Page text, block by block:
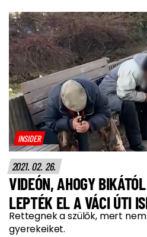
INSIDER
2021. 02. 26.
VIDEÓN, AHOGY
LEPTÉK EL A VÁCI ÚTI
Rettegnek a szülők, mert
gyerekeiket.